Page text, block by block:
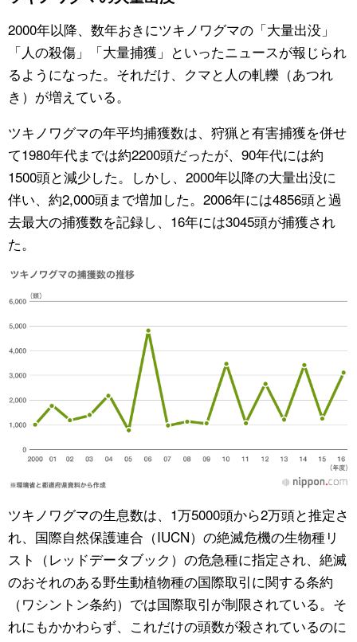
2000年以降、数年おきにツキノワグマの「大量出没」
「人の殺傷」「大量捕獲」といったニュースが報じられ
るようになった。それだけ、クマと人の軋轢（あつれ
き）が増えている。
ツキノワグマの年平均捕獲数は、狩猟と有害捕獲を併せ
て1980年代までは約2200頭だったが、90年代には約
1500頭と減少した。しかし、2000年以降の大量出没に
伴い、約2,000頭まで増加した。2006年には4856頭と過
去最大の捕獲数を記録し、16年には3045頭が捕獲され
た。
ツキノワグマの生息数は、1万5000頭から2万頭と推定さ
れ、国際自然保護連合（IUCN）の絶滅危機の生物種リ
スト（レッドデータブック）の危急種に指定され、絶滅
のおそれのある野生動植物種の国際取引に関する条約
（ワシントン条約）では国際取引が制限されている。そ
れにもかかわらず、これだけの頭数が殺されているのに